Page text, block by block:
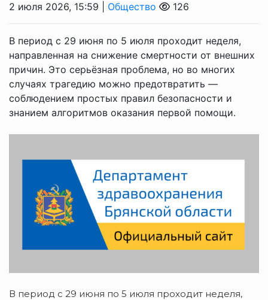
2 июля 2026, 15:59 | Общество 126
В период с 29 июня по 5 июля проходит неделя,
направленная на снижение смертности от внешних
причин. Это серьёзная проблема, но во многих
случаях трагедию можно предотвратить —
соблюдением простых правил безопасности и
знанием алгоритмов оказания первой помощи.
В период с 29 июня по 5 июля проходит неделя,